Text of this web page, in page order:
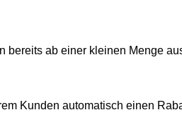
ab einer kleinen Menge
Kunden automatisch einen